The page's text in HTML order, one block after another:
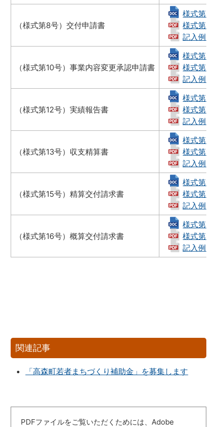
（様式第8号）交付申請書
様式第8
様式第8
記入例（
（様式第10号）事業内容変更承認申請書
様式第10
様式第10
記入例（
（様式第12号）実績報告書
様式第12
様式第12
記入例（
（様式第13号）収支精算書
様式第13
様式第13
記入例（
（様式第15号）精算交付請求書
様式第
様式第15
記入例（
（様式第16号）概算交付請求書
様式第16
様式第16
記入例（
関連記事
「高森町若者まちづくり補助金」を募集します
PDFファイルをご覧いただくためには、Adobe